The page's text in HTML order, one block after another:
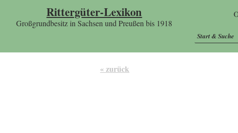
Rittergüter-Lexikon
Großgrundbesitz in Sachsen und Preußen bis 1918
Start & Suche
« zurück